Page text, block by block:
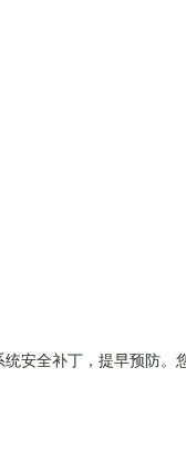
安全补丁，提早预防。